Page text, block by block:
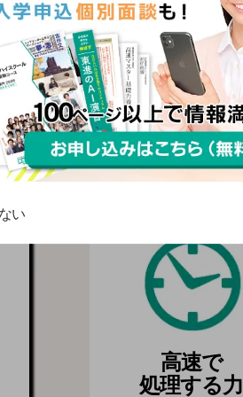
い
テスト対策
要な力
高速で
処理する力